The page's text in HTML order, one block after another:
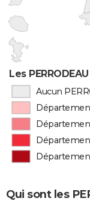
Les
Aucun
Qui sont les